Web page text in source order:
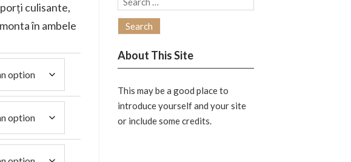
culisante,
în ambele
About This Site
This may be a good place to
introduce yourself and your site
or include some credits.